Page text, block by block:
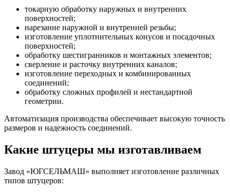
токарную обработку наружных и внутренних
поверхностей;
нарезание наружной и внутренней резьбы;
изготовление уплотнительных конусов и посадочных
поверхностей;
обработку шестигранников и монтажных элементов;
сверление и расточку внутренних каналов;
изготовление переходных и комбинированных
соединений;
обработку сложных профилей и нестандартной
геометрии.
Автоматизация производства обеспечивает высокую точность
размеров и надежность соединений.
Какие штуцеры мы изготавливаем
Завод «ЮГСЕЛЬМАШ» выполняет изготовление различных
типов штуцеров: